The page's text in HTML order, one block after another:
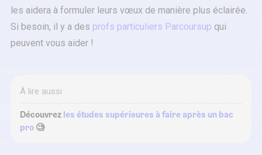
les aidera à formuler leurs vœux de manière plus éclairée.
Si besoin, il y a des profs particuliers Parcoursup qui
peuvent vous aider !
À lire aussi
Découvrez les études supérieures à faire après un bac
pro 🧐